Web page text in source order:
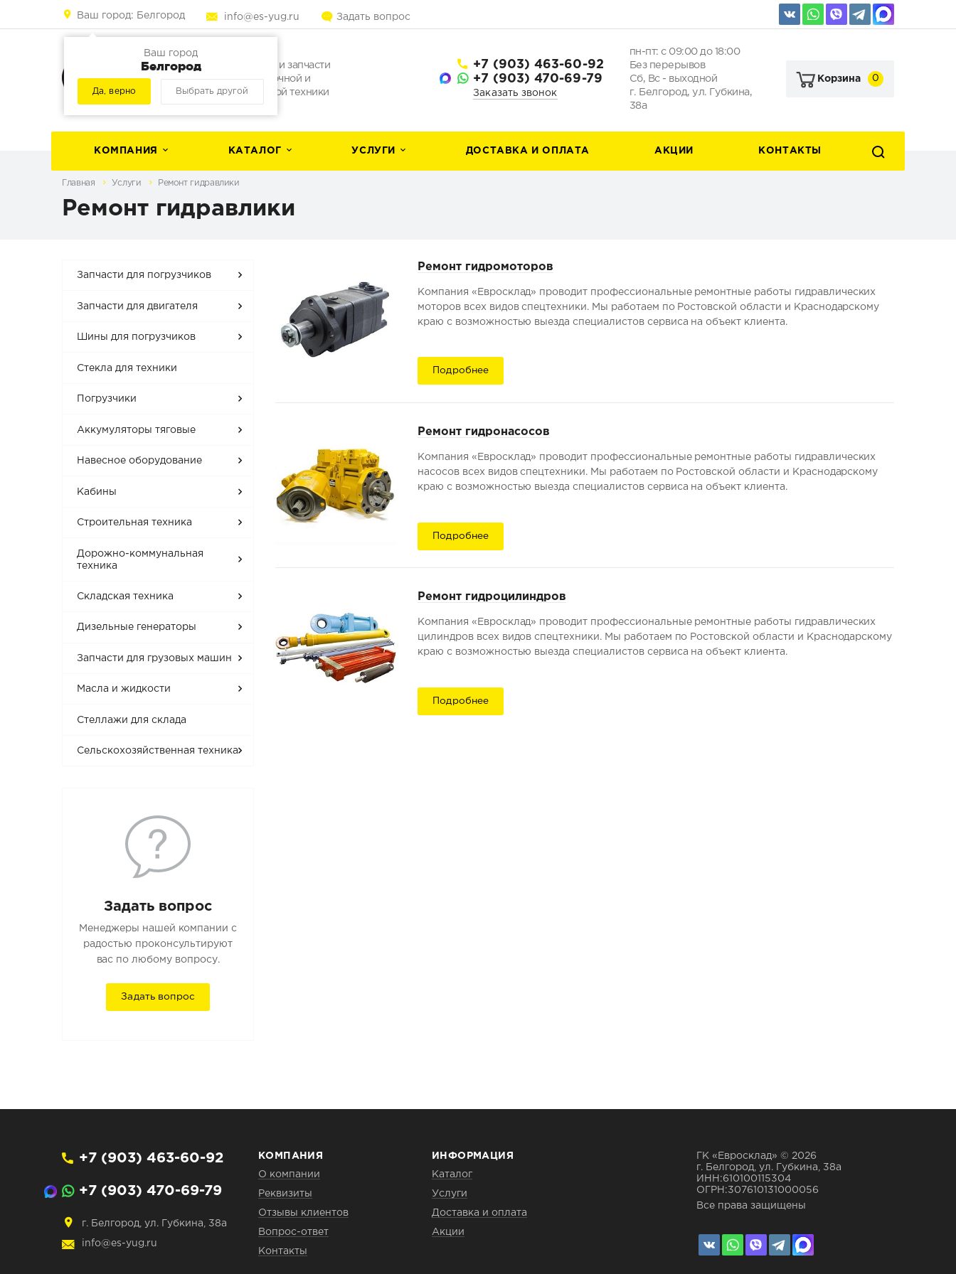
Ваш город: Белгород
Ваш город
Белгород
Да, верно Выбрать другой
info@es-yug.ru Задать вопрос
Погрузчики и запчасти
для погрузочной и
строительной техники
+7 (903) 463-60-92
+7 (903) 470-69-79
Заказать звонок
пн-пт: с 09:00 до 18:00
Без перерывов
Сб, Вс - выходной
г. Белгород, ул. Губкина,
38а
Корзина 0
КОМПАНИЯ КАТАЛОГ УСЛУГИ ДОСТАВКА И ОПЛАТА АКЦИИ КОНТАКТЫ
Главная Услуги Ремонт гидравлики
Ремонт гидравлики
Запчасти для погрузчиков
Запчасти для двигателя
Шины для погрузчиков
Стекла для техники
Погрузчики
Аккумуляторы тяговые
Навесное оборудование
Кабины
Строительная техника
Дорожно-коммунальная
техника
Складская техника
Дизельные генераторы
Запчасти для грузовых машин
Масла и жидкости
Стеллажи для склада
Сельскохозяйственная техника
Задать вопрос
Менеджеры нашей компании с
радостью проконсультируют
вас по любому вопросу.
Задать вопрос
Ремонт гидромоторов
Компания «Евросклад» проводит профессиональные ремонтные работы гидравлических
моторов всех видов спецтехники. Мы работаем по Ростовской области и Краснодарскому
краю с возможностью выезда специалистов сервиса на объект клиента.
Подробнее
Ремонт гидронасосов
Компания «Евросклад» проводит профессиональные ремонтные работы гидравлических
насосов всех видов спецтехники. Мы работаем по Ростовской области и Краснодарскому
краю с возможностью выезда специалистов сервиса на объект клиента.
Подробнее
Ремонт гидроцилиндров
Компания «Евросклад» проводит профессиональные ремонтные работы гидравлических
цилиндров всех видов спецтехники. Мы работаем по Ростовской области и Краснодарскому
краю с возможностью выезда специалистов сервиса на объект клиента.
Подробнее
+7 (903) 463-60-92
+7 (903) 470-69-79
г. Белгород, ул. Губкина, 38а
info@es-yug.ru
КОМПАНИЯ
О компании
Реквизиты
Отзывы клиентов
Вопрос-ответ
Контакты
ИНФОРМАЦИЯ
Каталог
Услуги
Доставка и оплата
Акции
ГК «Евросклад» © 2026
г. Белгород, ул. Губкина, 38а
ИНН:610100115304
ОГРН:307610131000056
Все права защищены